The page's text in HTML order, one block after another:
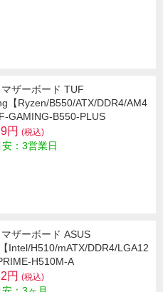
ザーボード TUF
【Ryzen/B550/ATX/DDR4/AM4
GAMING-B550-PLUS
円 (税込)
：3営業日
ザーボード ASUS
Intel/H510/mATX/DDR4/LGA12
H510M-A
円 (税込)